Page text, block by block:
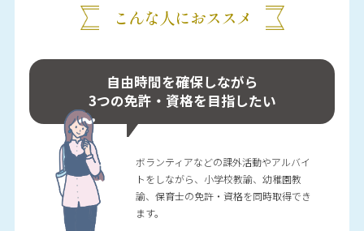
こんな人におススメ
自由時間を確保しながら
3つの免許・資格を目指したい
ボランティアなどの課外活動やアルバイ
トをしながら、小学校教諭、幼稚園教
諭、保育士の免許・資格を同時取得でき
ます。